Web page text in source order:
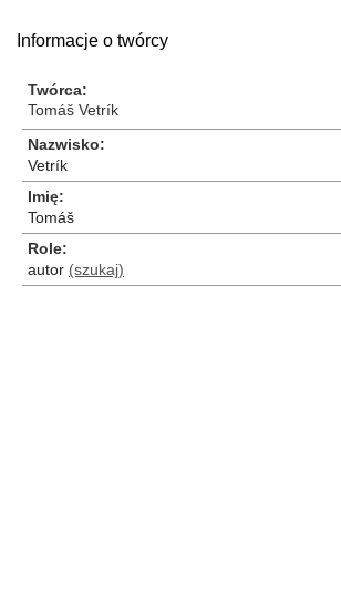
Informacje o twórcy
Twórca
Tomáš Vetrík
Nazwisko
Vetrík
Imię
Tomáš
Role
autor (szukaj)